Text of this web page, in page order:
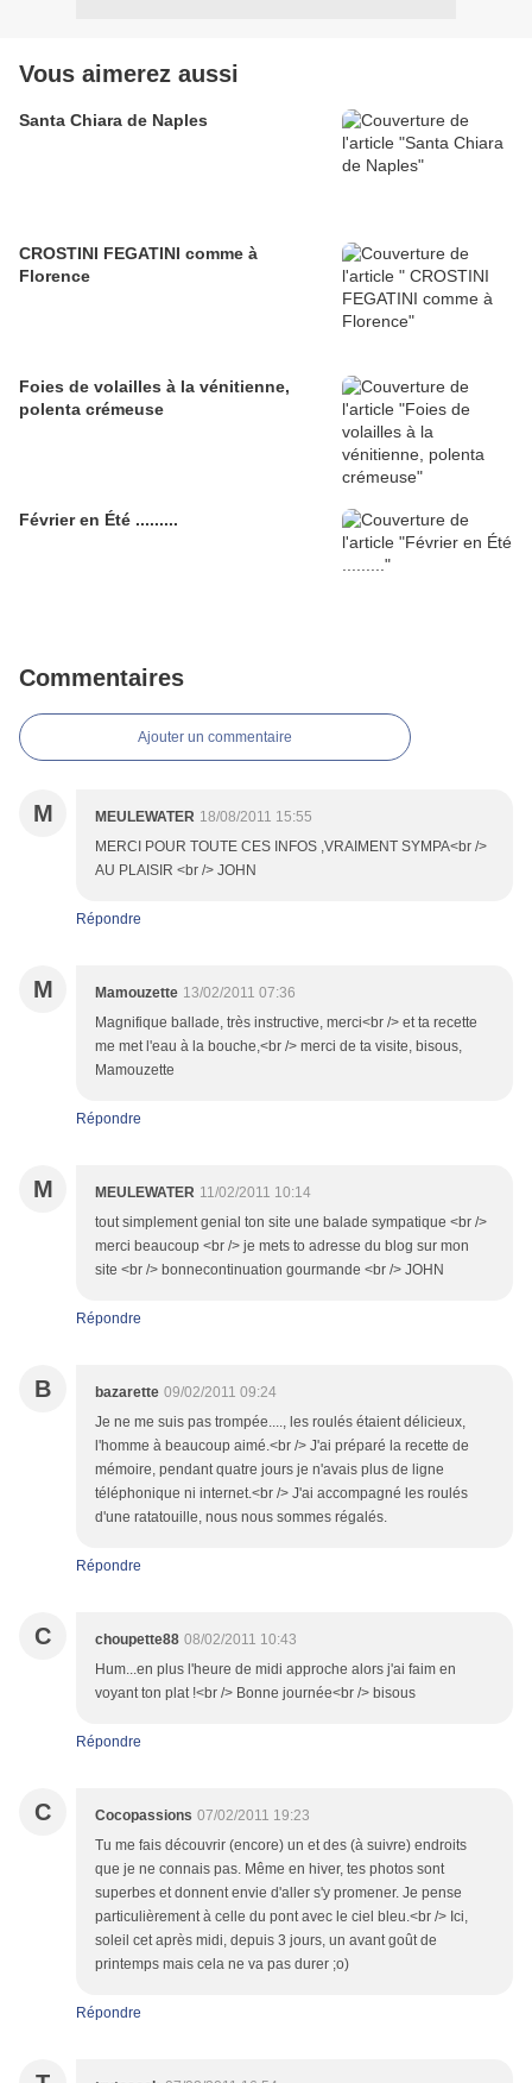
Vous aimerez aussi
Santa Chiara de Naples
CROSTINI FEGATINI comme à
Florence
Foies de volailles à la vénitienne,
polenta crémeuse
Février en Été .........
Commentaires
Ajouter un commentaire
M MEULEWATER 18/08/2011 15:55
MERCI POUR TOUTE CES INFOS ,VRAIMENT SYMPA<br />
AU PLAISIR <br /> JOHN
Répondre
M Mamouzette 13/02/2011 07:36
Magnifique ballade, très instructive, merci<br /> et ta recette
me met l'eau à la bouche,<br /> merci de ta visite, bisous,
Mamouzette
Répondre
M MEULEWATER 11/02/2011 10:14
tout simplement genial ton site une balade sympatique <br />
merci beaucoup <br /> je mets to adresse du blog sur mon
site <br /> bonnecontinuation gourmande <br /> JOHN
Répondre
B bazarette 09/02/2011 09:24
Je ne me suis pas trompée...., les roulés étaient délicieux,
l'homme à beaucoup aimé.<br /> J'ai préparé la recette de
mémoire, pendant quatre jours je n'avais plus de ligne
téléphonique ni internet.<br /> J'ai accompagné les roulés
d'une ratatouille, nous nous sommes régalés.
Répondre
C choupette88 08/02/2011 10:43
Hum...en plus l'heure de midi approche alors j'ai faim en
voyant ton plat !<br /> Bonne journée<br /> bisous
Répondre
C Cocopassions 07/02/2011 19:23
Tu me fais découvrir (encore) un et des (à suivre) endroits
que je ne connais pas. Même en hiver, tes photos sont
superbes et donnent envie d'aller s'y promener. Je pense
particulièrement à celle du pont avec le ciel bleu.<br /> Ici,
soleil cet après midi, depuis 3 jours, un avant goût de
printemps mais cela ne va pas durer ;o)
Répondre